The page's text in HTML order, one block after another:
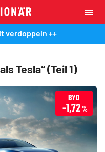
verdoppeln ++
Tesla“ (Teil 1)
BYD
-1,72%